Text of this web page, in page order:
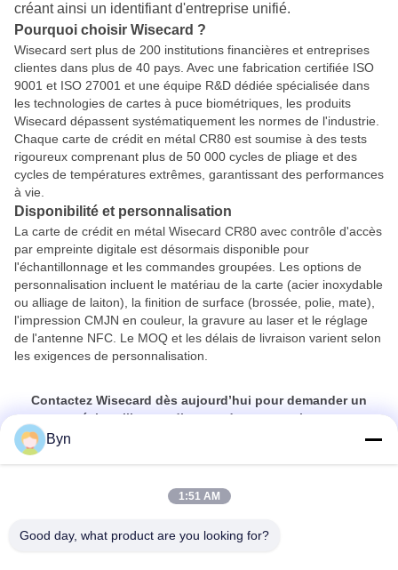
créant ainsi un identifiant d'entreprise unifié.
Pourquoi choisir Wisecard ?
Wisecard sert plus de 200 institutions financières et entreprises
clientes dans plus de 40 pays. Avec une fabrication certifiée ISO
9001 et ISO 27001 et une équipe R&D dédiée spécialisée dans
les technologies de cartes à puce biométriques, les produits
Wisecard dépassent systématiquement les normes de l'industrie.
Chaque carte de crédit en métal CR80 est soumise à des tests
rigoureux comprenant plus de 50 000 cycles de pliage et des
cycles de températures extrêmes, garantissant des performances
à vie.
Disponibilité et personnalisation
La carte de crédit en métal Wisecard CR80 avec contrôle d'accès
par empreinte digitale est désormais disponible pour
l'échantillonnage et les commandes groupées. Les options de
personnalisation incluent le matériau de la carte (acier inoxydable
ou alliage de laiton), la finition de surface (brossée, polie, mate),
l'impression CMJN en couleur, la gravure au laser et le réglage
de l'antenne NFC. Le MOQ et les délais de livraison varient selon
les exigences de personnalisation.
Contactez Wisecard dès aujourd’hui pour demander un
échantillon ou discuter de votre projet.
Visite
Byn
1:51 AM
Good day, what product are you looking for?